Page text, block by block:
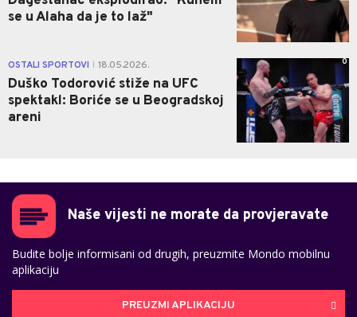
se u Alaha da je to laž"
OSTALI SPORTOVI 18.05.2026.
Duško Todorović stiže na UFC
spektakl: Boriće se u Beogradskoj
areni
0
Naše vijesti ne morate da provjeravate
Budite bolje informisani od drugih, preuzmite Mondo mobilnu
aplikaciju
PREUZMI APLIKACIJU